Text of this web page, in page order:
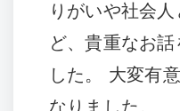
りがいや社会
ど、貴重なお
した。 大変有
なりました。